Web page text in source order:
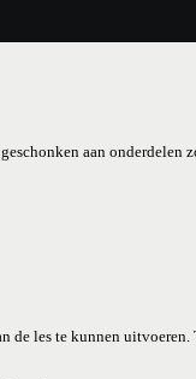
aan onderdelen
de les te kunnen uitvoeren.